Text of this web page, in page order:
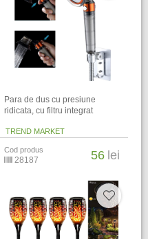
Para de dus cu presiune
ridicata, cu filtru integrat
TREND MARKET
Cod produs
28187 56 lei